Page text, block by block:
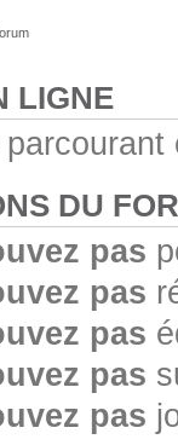
LIGNE
DU
pas
pas
pas
pas
pas